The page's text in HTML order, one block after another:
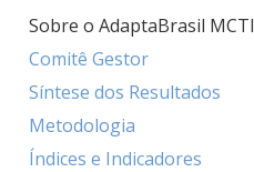
Navegação principal
Sobre o AdaptaBrasil MCTI
Comitê Gestor
Síntese dos Resultados
Metodologia
Índices e Indicadores